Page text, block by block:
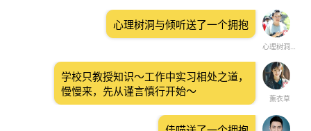
心理树洞与倾听
心理树洞与倾听送了一个拥抱
薰衣草
学校只教授知识～工作中实习相处之道，
慢慢来，先从谨言慎行开始～